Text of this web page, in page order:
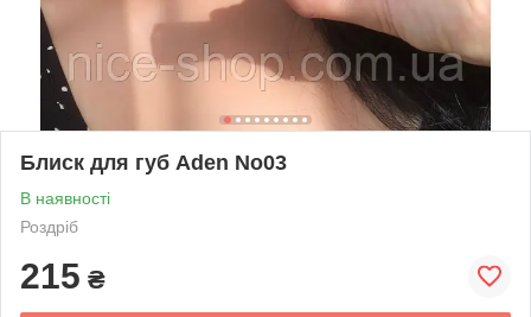
Блиск для губ Aden No03
В наявності
Роздріб
215 ₴